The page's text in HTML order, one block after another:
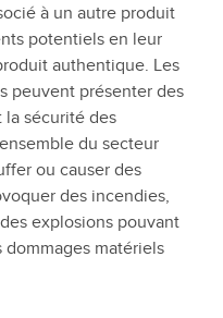
à un autre produit
potentiels en leur
authentique. Les
peuvent présenter des
la sécurité des
du secteur
ou causer des
des incendies,
explosions pouvant
matériels